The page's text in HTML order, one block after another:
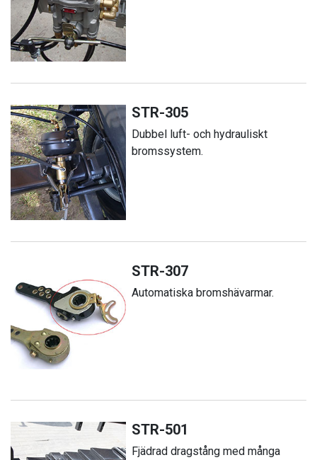
STR-305
Dubbel luft- och hydrauliskt
bromssystem.
STR-307
Automatiska bromshävarmar.
STR-501
Fjädrad dragstång med många